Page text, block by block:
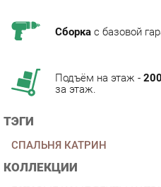
ТЭГИ
КОЛЛЕКЦИИ
ГОТОВЫЕ КОМПЛЕКТЫ КАТРИН